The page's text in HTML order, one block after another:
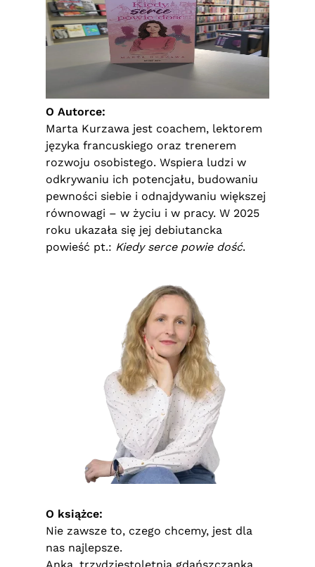
O Autorce:
Marta Kurzawa jest coachem, lektorem
języka francuskiego oraz trenerem
rozwoju osobistego. Wspiera ludzi w
odkrywaniu ich potencjału, budowaniu
pewności siebie i odnajdywaniu większej
równowagi – w życiu i w pracy. W 2025
roku ukazała się jej debiutancka
powieść pt.: Kiedy serce powie dość.
O książce:
Nie zawsze to, czego chcemy, jest dla
nas najlepsze.